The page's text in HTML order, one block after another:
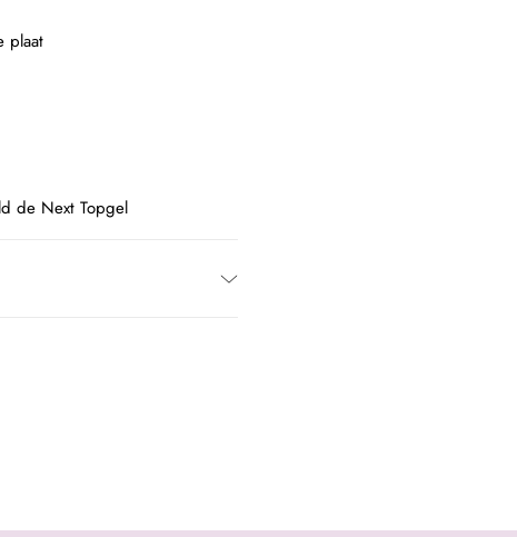
plaat
de Next Topgel